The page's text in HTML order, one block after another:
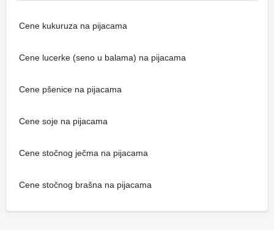
Cene kukuruza na pijacama
Cene lucerke (seno u balama) na pijacama
Cene pšenice na pijacama
Cene soje na pijacama
Cene stočnog ječma na pijacama
Cene stočnog brašna na pijacama